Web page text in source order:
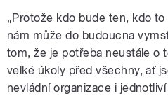
„Protože kdo bude ten, kdo
nám může do budoucna
tom, že je potřeba neustále o
velké úkoly před všechny, ať
nevládní organizace i